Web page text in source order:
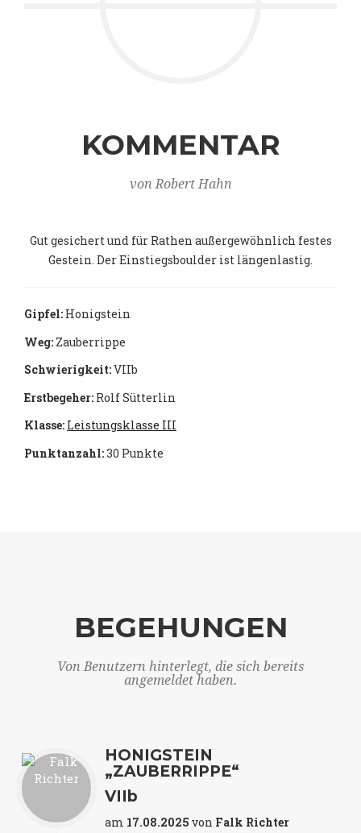
KOMMENTAR
von Robert Hahn
Gut gesichert und für Rathen außergewöhnlich festes
Gestein. Der Einstiegsboulder ist längenlastig.
Gipfel: Honigstein
Weg: Zauberrippe
Schwierigkeit:VIIb
Erstbegeher: Rolf Sütterlin
Klasse: Leistungsklasse III
Punktanzahl:30 Punkte
BEGEHUNGEN
Von Benutzern hinterlegt, die sich bereits
angemeldet haben.
HONIGSTEIN
„ZAUBERRIPPE“
VIIb
am 17.08.2025 von Falk Richter